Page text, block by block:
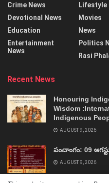
Crime News
Devotional News
Education
Entertainment
News
Lifestyle
Movies
News
Politics
Rasi
Recent News
Honouring
Wisdom
Indigenous
AUGUST 9, 2026
పంచాంగం: 09
AUGUST 9, 2026